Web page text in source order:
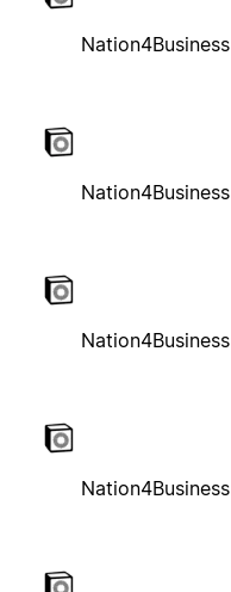
Nation4Business
Nation4Business
Nation4Business
Nation4Business